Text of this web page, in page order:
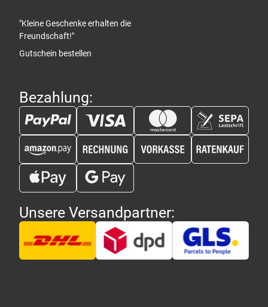
"Kleine Geschenke erhalten die
Freundschaft!"
Gutschein bestellen
Bezahlung:
Unsere Versandpartner: